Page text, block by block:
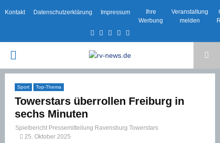
Kontakt Datenschutzerklärung Impressum
Ihre
Werbung
Veranstaltung
melden
Facebook
TwitterInstagram
Email
PRIMARY
MENU
Sport Top-Thema
Towerstars überrollen Freiburg in
sechs Minuten
Spielbericht Pressemitteilung Ravensburg Towerstars
25. Oktober 2025